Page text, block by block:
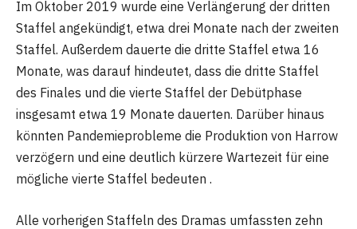
Im Oktober 2019 wurde eine Verlängerung der dritten
Staffel angekündigt, etwa drei Monate nach der zweiten
Staffel. Außerdem dauerte die dritte Staffel etwa 16
Monate, was darauf hindeutet, dass die dritte Staffel
des Finales und die vierte Staffel der Debütphase
insgesamt etwa 19 Monate dauerten. Darüber hinaus
könnten Pandemieprobleme die Produktion von Harrow
verzögern und eine deutlich kürzere Wartezeit für eine
mögliche vierte Staffel bedeuten .
Alle vorherigen Staffeln des Dramas umfassten zehn